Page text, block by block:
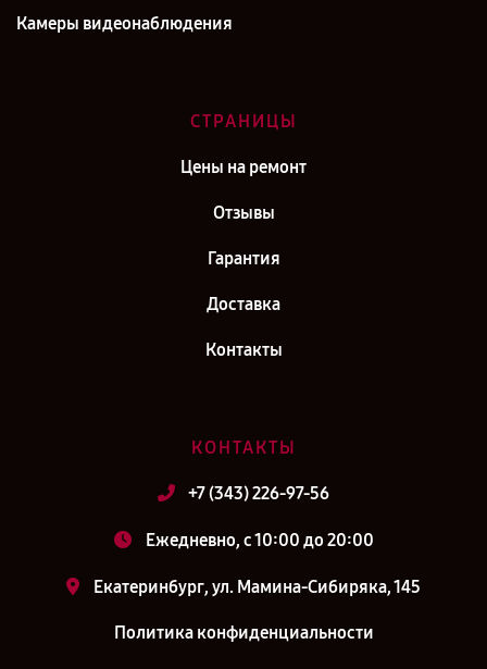
Камеры видеонаблюдения
СТРАНИЦЫ
Цены на ремонт
Отзывы
Гарантия
Доставка
Контакты
КОНТАКТЫ
+7 (343) 226-97-56
Ежедневно, с 10:00 до 20:00
Екатеринбург, ул. Мамина-Сибиряка, 145
Политика конфиденциальности